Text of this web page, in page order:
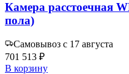
Камера расстоечная
пола)
Самовывоз с 17 августа
701 513 ₽
В корзину